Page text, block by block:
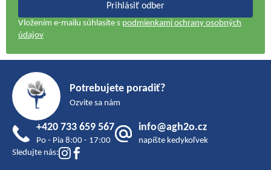
Prihlásiť odber
Vložením e-mailu súhlasíte s podmienkami ochrany osobných
údajov
Potrebujete poradiť?
Ozvite sa nám
+420 733 659 567
Po - Pia 8:00 - 17:00
info@agh2o.cz
napíšte kedykoľvek
Sledujte nás: